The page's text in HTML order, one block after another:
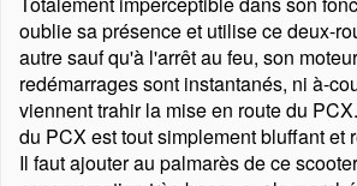
oublie sa présence et utilise ce deux-
autre sauf qu'à l'arrêt au feu, son
redémarrages sont instantanés, ni à-
viennent trahir la mise en route du
du PCX est tout simplement bluffant et
Il faut ajouter au palmarès de ce